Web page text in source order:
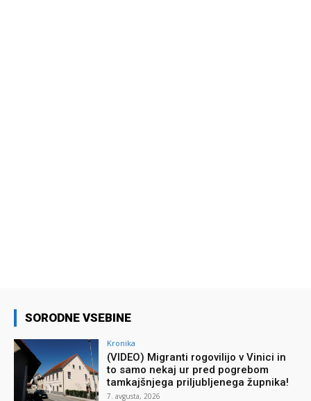
SORODNE VSEBINE
Kronika
(VIDEO) Migranti rogovilijo v Vinici in
to samo nekaj ur pred pogrebom
tamkajšnjega priljubljenega župnika!
7. avgusta, 2026